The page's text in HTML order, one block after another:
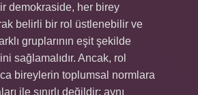
demokraside, her birey
belirli bir rol üstlenebilir ve
gruplarının eşit şekilde
sağlamalıdır. Ancak, rol
bireylerin toplumsal normlara
ile sınırlı değildir; aynı